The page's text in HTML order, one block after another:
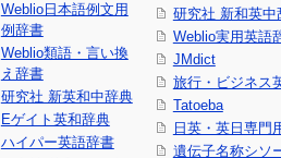
Weblio日本語例文用
例辞書
Weblio類語・言い換
え辞書
研究社 新英和中辞典
Eゲイト英和辞典
ハイパー英語辞書
研究社 新和英中
Weblio実用英語
JMdict
旅行・ビジネス
Tatoeba
日英・英日専門
遺伝子名称シソ